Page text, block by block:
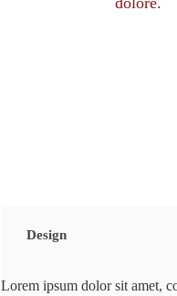
Design
Lorem ipsum dolor sit amet,